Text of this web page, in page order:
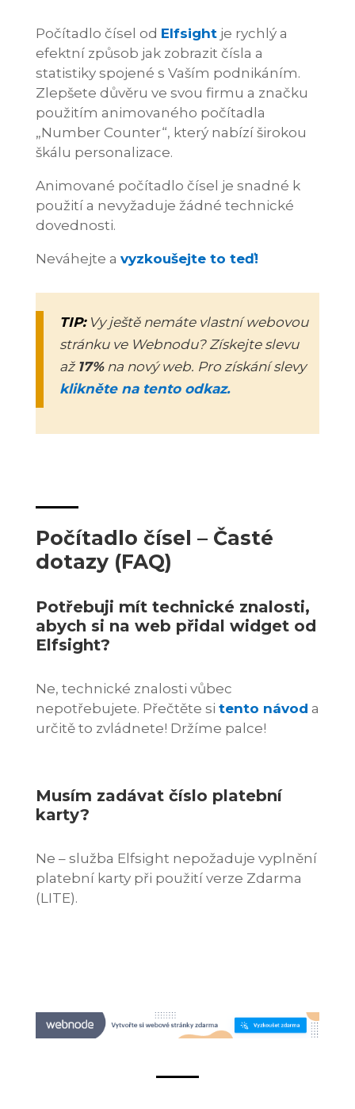
Počítadlo čísel od Elfsightje rychlý a
efektní způsob jak zobrazit čísla a
statistiky spojené s Vaším podnikáním.
Zlepšete důvěru ve svou firmu a značku
použitím animovaného počítadla
„Number Counter“, který nabízí širokou
škálu personalizace.
Animované počítadlo čísel je snadné k
použití a nevyžaduje žádné technické
dovednosti.
Neváhejte a vyzkoušejte to teď!
TIP:Vy ještě nemáte vlastní webovou
stránku ve Webnodu? Získejte slevu
až 17%na nový web. Pro získání slevy
klikněte na tento odkaz.
Počítadlo čísel – Časté
dotazy (FAQ)
Potřebuji mít technické znalosti,
abych si na web přidal widget od
Elfsight?
Ne, technické znalosti vůbec
nepotřebujete. Přečtěte si tento návod a
určitě to zvládnete! Držíme palce!
Musím zadávat číslo platební
karty?
Ne – služba Elfsight nepožaduje vyplnění
platební karty při použití verze Zdarma
(LITE).